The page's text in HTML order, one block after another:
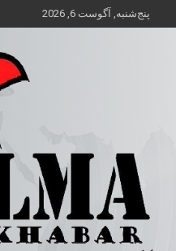
محتوا
پنج‌شنبه, آگوست 6, 2026